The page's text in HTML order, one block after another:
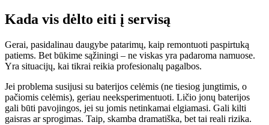
Kada vis dėlto eiti į servisą
Gerai, pasidalinau daugybe patarimų, kaip remontuoti paspirtuką
patiems. Bet būkime sąžiningi – ne viskas yra padaroma namuose.
Yra situacijų, kai tikrai reikia profesionalų pagalbos.
Jei problema susijusi su baterijos celėmis (ne tiesiog jungtimis, o
pačiomis celėmis), geriau neeksperimentuoti. Ličio jonų baterijos
gali būti pavojingos, jei su jomis netinkamai elgiamasi. Gali kilti
gaisras ar sprogimas. Taip, skamba dramatiška, bet tai reali rizika.